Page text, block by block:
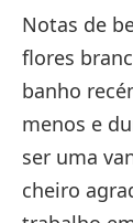
Notas de
flores
banho
menos e
ser uma
cheiro